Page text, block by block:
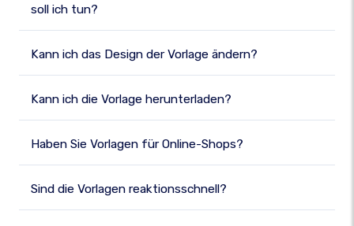
soll ich tun?
Kann ich das Design der Vorlage ändern?
Kann ich die Vorlage herunterladen?
Haben Sie Vorlagen für Online-Shops?
Sind die Vorlagen reaktionsschnell?